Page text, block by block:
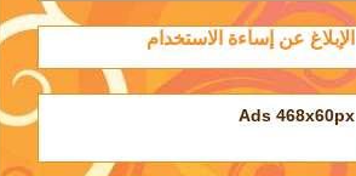
الإبلاغ عن إساءة الاستخدام
Ads 468x60px